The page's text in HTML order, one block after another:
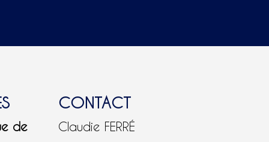
de
CONTACT
Claudie FERRÉ